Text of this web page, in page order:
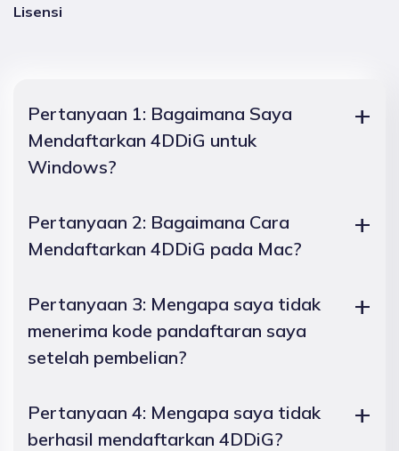
Lisensi
Pertanyaan 1: Bagaimana Saya
Mendaftarkan 4DDiG untuk
Windows?
Pertanyaan 2: Bagaimana Cara
Mendaftarkan 4DDiG pada Mac?
Pertanyaan 3: Mengapa saya tidak
menerima kode pandaftaran saya
setelah pembelian?
Pertanyaan 4: Mengapa saya tidak
berhasil mendaftarkan 4DDiG?